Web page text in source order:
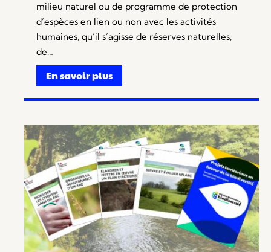
milieu naturel ou de programme de protection
d’espèces en lien ou non avec les activités
humaines, qu’il s’agisse de réserves naturelles,
de…
En savoir plus